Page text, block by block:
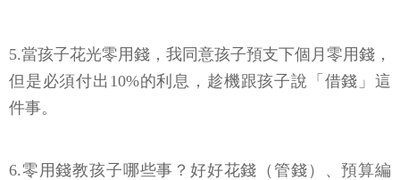
5.當孩子花光零用錢，我同意孩子預支下個月零用錢，
但是必須付出10%的利息，趁機跟孩子說「借錢」這
件事。
6.零用錢教孩子哪些事？好好花錢（管錢）、預算編